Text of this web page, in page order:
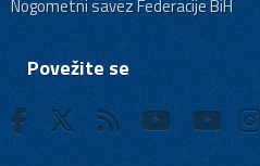
Nogometni savez Federacije BiH
Povežite se